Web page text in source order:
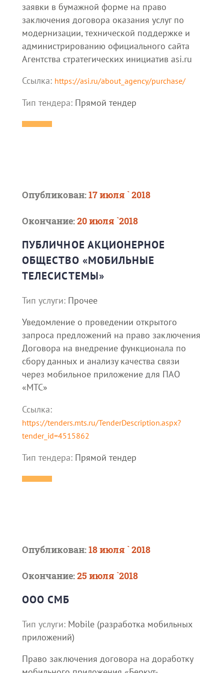
заявки в бумажной форме на право
заключения договора оказания услуг по
модернизации, технической поддержке и
администрированию официального сайта
Агентства стратегических инициатив asi.ru
Ссылка: https://asi.ru/about_agency/purchase/
Тип тендера: Прямой тендер
Опубликован:17 июля ` 2018
Окончание:20 июля `2018
ПУБЛИЧНОЕ АКЦИОНЕРНОЕ
ОБЩЕСТВО «МОБИЛЬНЫЕ
ТЕЛЕСИСТЕМЫ»
Тип услуги: Прочее
Уведомление о проведении открытого
запроса предложений на право заключения
Договора на внедрение функционала по
сбору данных и анализу качества связи
через мобильное приложение для ПАО
«МТС»
Ссылка:
https://tenders.mts.ru/TenderDescription.aspx?
tender_id=4515862
Тип тендера: Прямой тендер
Опубликован:18 июля ` 2018
Окончание:25 июля `2018
ООО СМБ
Тип услуги: Mobile (разработка мобильных
приложений)
Право заключения договора на доработку